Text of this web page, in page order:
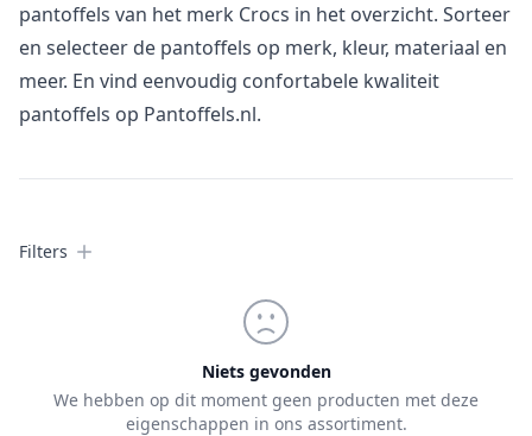
pantoffels van het merk Crocs in het overzicht. Sorteer
en selecteer de pantoffels op merk, kleur, materiaal en
meer. En vind eenvoudig confortabele kwaliteit
pantoffels op Pantoffels.nl.
Filters
Filters
Niets gevonden
We hebben op dit moment geen producten met deze
eigenschappen in ons assortiment.